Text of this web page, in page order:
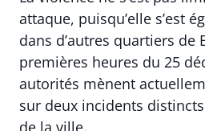
attaque, puisqu’elle s’est
dans d’autres quartiers de
premières heures du 25
autorités mènent
sur deux incidents